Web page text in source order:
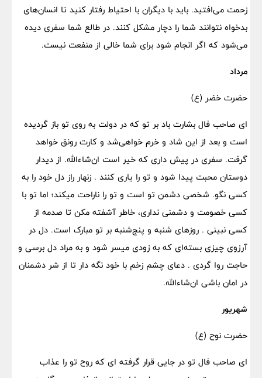
زحمت می‌افتید. باید با دیگران با احتیاط رفتار کنید تا انسان‌های
بدخواه نتوانند شما را دچار مشکل کنند. در طالع شما سفری دیده
می‌شود که اگر انجام شود برای شما خالی از منفعت نیست.
مرداد
حضرت خضر (ع)
ای صاحب فال بشارت باد بر تو که در دولت به روی تو باز گردیده
است و بعد از این شاد و خرم خواهی‌شد و کارت رونق خواهد
گرفت. سفری در پیش داری که خیر است ان‌شاءالله. از دیدار
دوستان محبت پیدا شود و تو را یاری کنند . زنهار راز دل خود را به
کسی نگو. شخصی دشمن تو است و تو را ناراحت میکند؛ اما تو با
کسی خصومت و دشمنی نداری، خاطر آشفته مکن تا صدمه از
کسی نبینی . روزهای شنبه و پنج‌شنبه بر تو مبارک است. دل در
آرزوی چیزی بسته‌ای که به زودی میسر شود و به مراد دل برسی و
حاجت روا گردی . دعای چشم زخم با خود نگه دار تا از شر دشمنان
در امان باشی ان‌شاءالله.
شهریور
حضرت نوح (ع)
ای صاحب فال تو در جایی قرار گرفته ای که روح تو را عذاب